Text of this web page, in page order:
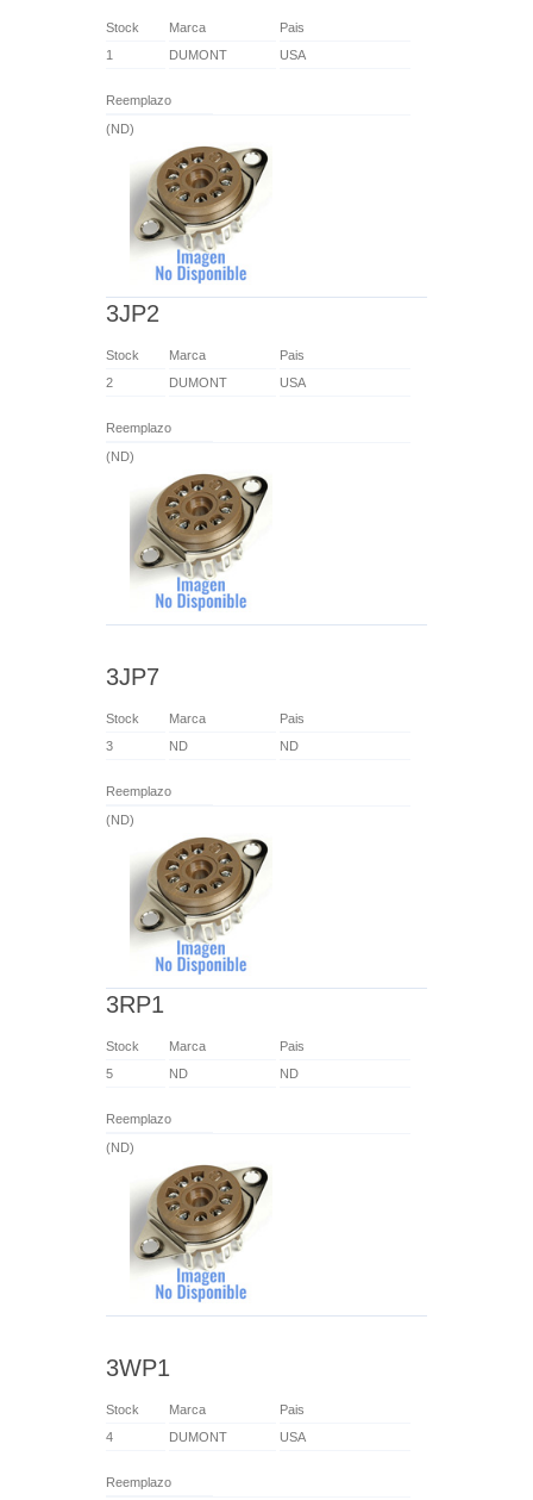
Stock Marca
Pais
1
DUMONT USA
Reemplazo
(ND)
3JP2
Stock Marca
Pais
2
DUMONT USA
Reemplazo
(ND)
3JP7
Stock Marca
Pais
3
ND ND
Reemplazo
(ND)
3RP1
Stock Marca
Pais
5
ND ND
Reemplazo
(ND)
3WP1
Stock Marca
Pais
4
DUMONT USA
Reemplazo